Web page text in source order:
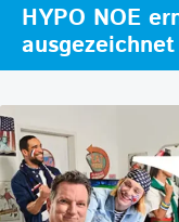
HYPO NOE
ausgezeichnet